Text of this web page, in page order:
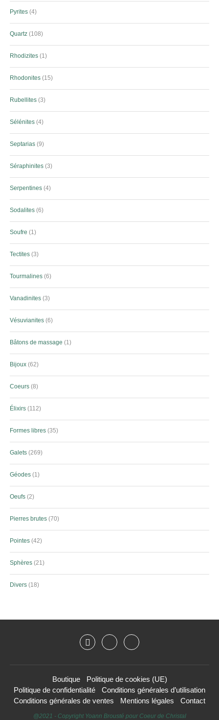
Pyrites 4
Quartz 108
Rhodizites 1
Rhodonites 15
Rubellites 3
Sélénites 4
Septarias 9
Séraphinites 3
Serpentines 4
Sodalites 6
Soufre 1
Tectites 3
Tourmalines 6
Vanadinites 3
Vésuvianites 6
Bâtons de massage 1
Bijoux 62
Coeurs 8
Élixirs 112
Formes libres 35
Galets 269
Géodes 1
Oeufs 2
Pierres brutes 70
Pointes 42
Sphères 21
Divers 18
Boutique
Politique de cookies (UE)
Politique de confidentialité
Conditions générales d’utilisation
Conditions générales de ventes
Mentions légales Contact
@2021 - Copyright Yoann Brousté pour Coeur de Christal